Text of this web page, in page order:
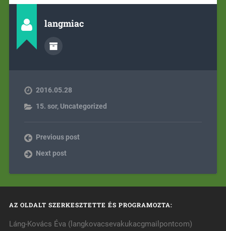
langmiac
2016.05.28
15. sor, Uncategorized
Previous post
Next post
AZ OLDALT SZERKESZTETTE ÉS PROGRAMOZTA:
Láng-Kovács Éva (langkovacsevakukacgmailpontcom)